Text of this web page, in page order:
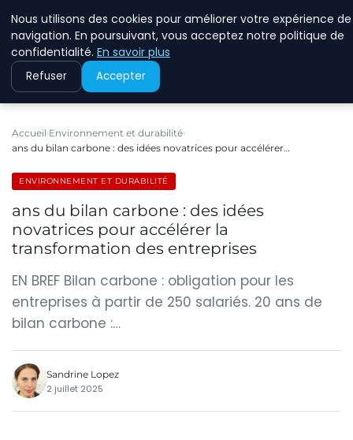
Accueil Environnement et durabilité
ans du bilan carbone : des idées novatrices pour accélérer…
ENVIRONNEMENT ET DURABILITÉ
ans du bilan carbone : des idées
novatrices pour accélérer la
transformation des entreprises
EN BREF Bilan carbone : obligation pour les
entreprises à partir de 250 salariés. 20 ans de
bilan carbone :…
Sandrine Lopez
2 juillet 2025
Nous utilisons des cookies pour améliorer votre expérience de
navigation. En poursuivant, vous acceptez notre politique de
confidentialité. En savoir plus
Refuser Accepter